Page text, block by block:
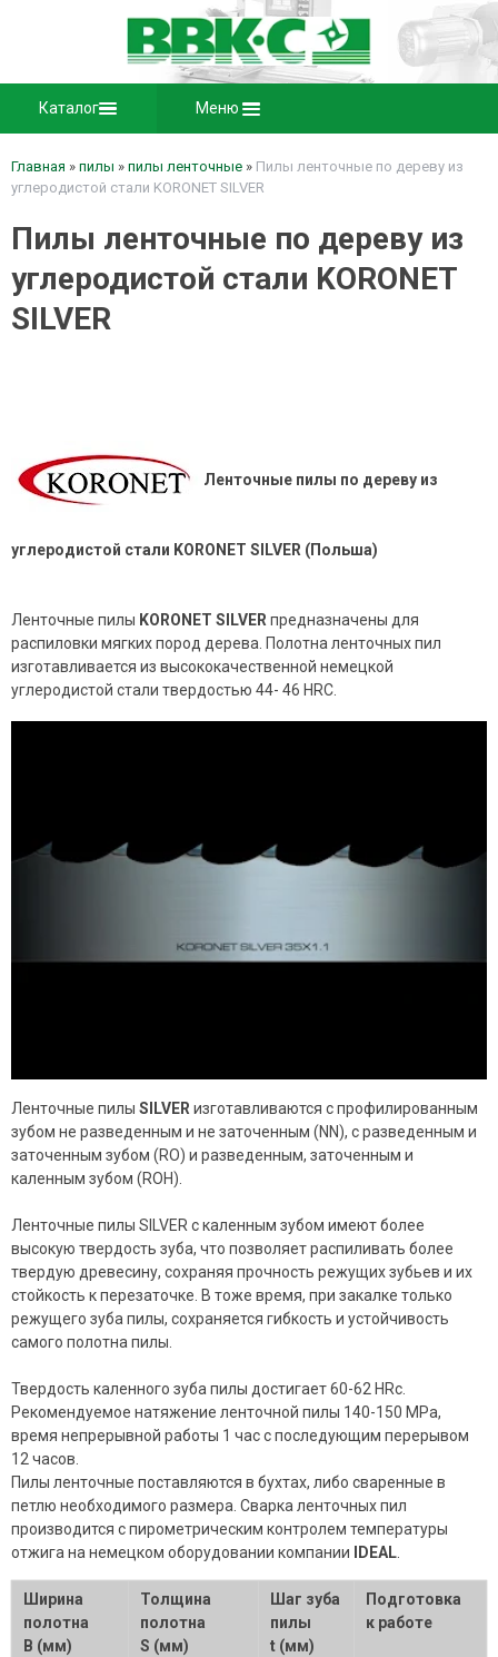
Каталог Меню
Главная » пилы » пилы ленточные » Пилы ленточные по дереву из
углеродистой стали KORONET SILVER
Пилы ленточные по дереву из
углеродистой стали KORONET
SILVER
Ленточные пилы по дереву из
углеродистой стали KORONET SILVER (Польша)
Ленточные пилы KORONET SILVER предназначены для
распиловки мягких пород дерева. Полотна ленточных пил
изготавливается из высококачественной немецкой
углеродистой стали твердостью 44- 46 HRC.
Ленточные пилы SILVERизготавливаются с профилированным
зубом не разведенным и не заточенным (NN), с разведенным и
заточенным зубом (RO) и разведенным, заточенным и
каленным зубом (ROH).
Ленточные пилы SILVER с каленным зубом имеют более
высокую твердость зуба, что позволяет распиливать более
твердую древесину, сохраняя прочность режущих зубьев и их
стойкость к перезаточке. В тоже время, при закалке только
режущего зуба пилы, сохраняется гибкость и устойчивость
самого полотна пилы.
Твердость каленного зуба пилы достигает 60-62 HRc.
Рекомендуемое натяжение ленточной пилы 140-150 MPa,
время непрерывной работы 1 час с последующим перерывом
12 часов.
Пилы ленточные поставляются в бухтах, либо сваренные в
петлю необходимого размера. Сварка ленточных пил
производится с пирометрическим контролем температуры
отжига на немецком оборудовании компании
IDEAL.
Ширина
полотна
B (мм)
Толщина
полотна
S (мм)
Шаг зуба
пилы
t (мм)
Подготовка
к работе